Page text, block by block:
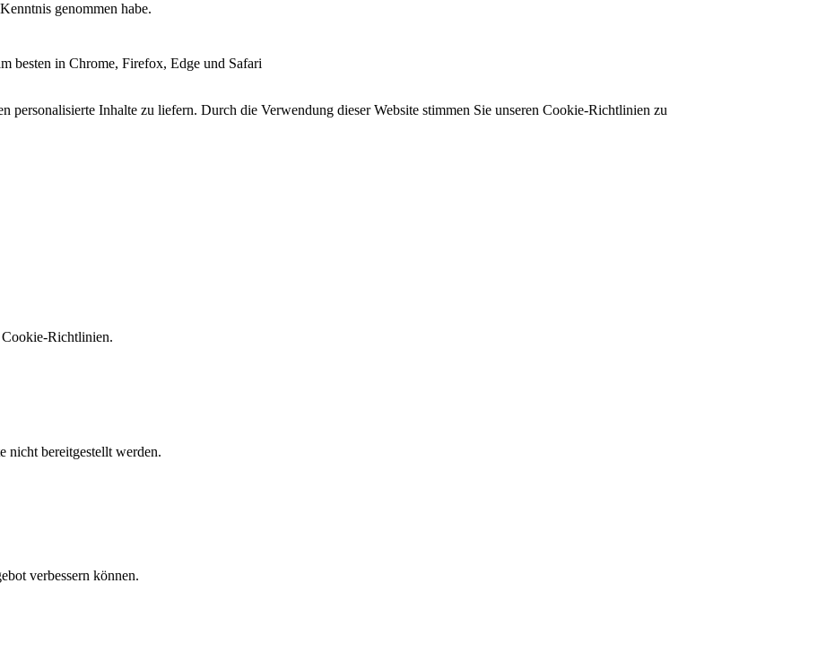
genommen habe.
besten in Chrome, Firefox, Edge und Safari
personalisierte Inhalte zu liefern. Durch die Verwendung dieser Website stimmen Sie unseren Cookie-Richtlinien zu
Richtlinien.
nicht bereitgestellt werden.
verbessern können.